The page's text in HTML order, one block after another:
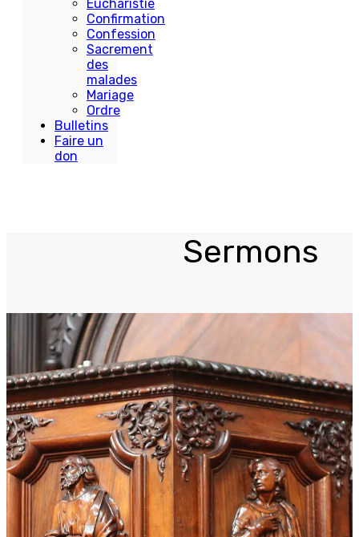
Eucharistie
Confirmation
Confession
Sacrement
des
malades
Mariage
Ordre
Bulletins
Faire un
don
Sermons